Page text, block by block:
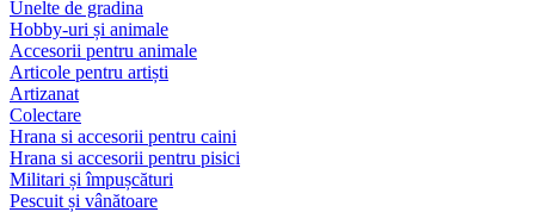
Unelte de gradina
Hobby-uri și animale
Accesorii pentru animale
Articole pentru artiști
Artizanat
Colectare
Hrana si accesorii pentru caini
Hrana si accesorii pentru pisici
Militari și împușcături
Pescuit și vânătoare